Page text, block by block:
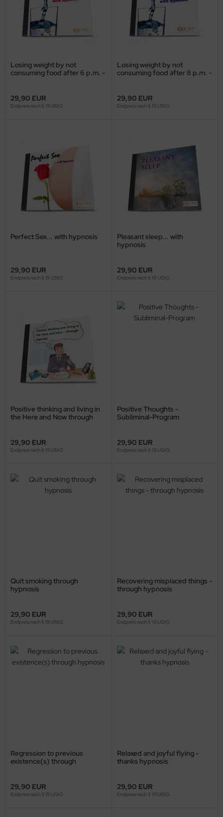
Losing weight by not
consuming food after 6 p.m. -
29,90 EUR
Endpreis nach § 19 UStG.
Losing weight by not
consuming food after 8 p.m. -
29,90 EUR
Endpreis nach § 19 UStG.
Perfect Sex... with hypnosis
29,90 EUR
Endpreis nach § 19 UStG.
Pleasant sleep... with
hypnosis
29,90 EUR
Endpreis nach § 19 UStG.
Positive thinking and living in
the Here and Now through
29,90 EUR
Endpreis nach § 19 UStG.
Positive Thoughts -
Subliminal-Program
29,90 EUR
Endpreis nach § 19 UStG.
Quit smoking through
hypnosis
29,90 EUR
Endpreis nach § 19 UStG.
Recovering misplaced things -
through hypnosis
29,90 EUR
Endpreis nach § 19 UStG.
Regression to previous
existence(s) through
29,90 EUR
Endpreis nach § 19 UStG.
Relaxed and joyful flying -
thanks hypnosis
29,90 EUR
Endpreis nach § 19 UStG.